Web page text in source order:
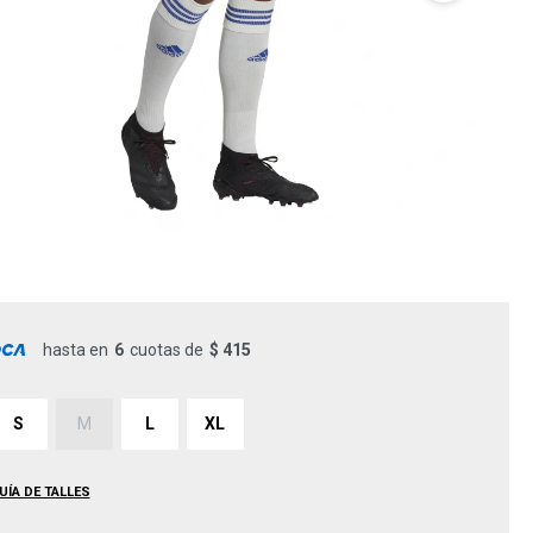
hasta en 6 cuotas de $ 415
S M L XL
DE TALLES